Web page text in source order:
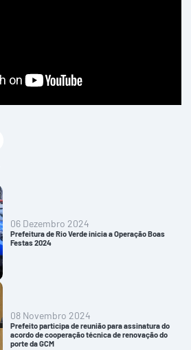
06 Dezembro 2024
Prefeitura de Rio Verde inicia a Operação Boas
Festas 2024
08 Novembro 2024
Prefeito participa de reunião para assinatura do
acordo de cooperação técnica de renovação do
porte da GCM